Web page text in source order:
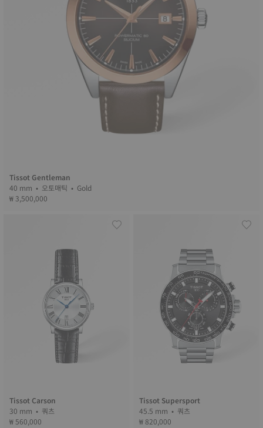
Tissot Gentleman
40 mm • 오토매틱 • Gold
₩ 3,500,000
Tissot Carson
30 mm • 쿼츠
₩ 560,000
Tissot Supersport
45.5 mm • 쿼츠
₩ 820,000